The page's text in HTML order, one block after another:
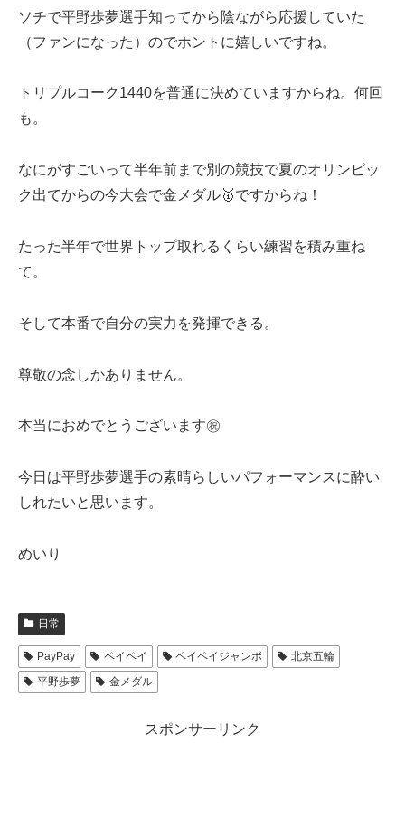
ソチで平野歩夢選手知ってから陰ながら応援していた
（ファンになった）のでホントに嬉しいですね。
トリプルコーク1440を普通に決めていますからね。何回
も。
なにがすごいって半年前まで別の競技で夏のオリンピッ
ク出てからの今大会で金メダル🥇ですからね！
たった半年で世界トップ取れるくらい練習を積み重ね
て。
そして本番で自分の実力を発揮できる。
尊敬の念しかありません。
本当におめでとうございます㊗
今日は平野歩夢選手の素晴らしいパフォーマンスに酔い
しれたいと思います。
めいり
日常
PayPay ペイペイ ペイペイジャンボ
北京五輪
平野歩夢
金メダル
スポンサーリンク